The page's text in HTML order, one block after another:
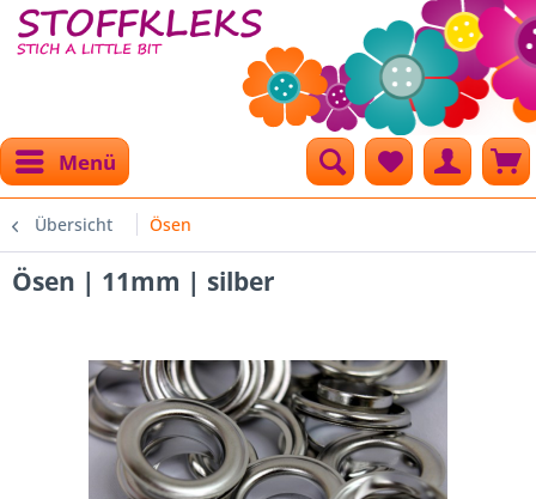
Menü
Übersicht Ösen
Ösen | 11mm | silber